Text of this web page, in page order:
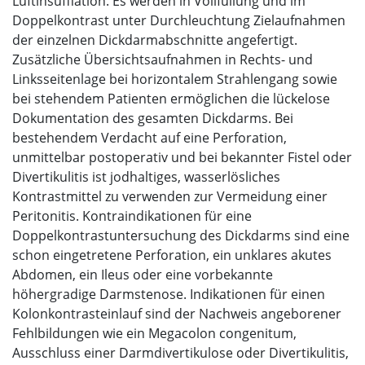
Doppelkontrast unter Durchleuchtung Zielaufnahmen
der einzelnen Dickdarmabschnitte angefertigt.
Zusätzliche Übersichtsaufnahmen in Rechts- und
Linksseitenlage bei horizontalem Strahlengang sowie
bei stehendem Patienten ermöglichen die lückelose
Dokumentation des gesamten Dickdarms. Bei
bestehendem Verdacht auf eine Perforation,
unmittelbar postoperativ und bei bekannter Fistel oder
Divertikulitis ist jodhaltiges, wasserlösliches
Kontrastmittel zu verwenden zur Vermeidung einer
Peritonitis. Kontraindikationen für eine
Doppelkontrastuntersuchung des Dickdarms sind eine
schon eingetretene Perforation, ein unklares akutes
Abdomen, ein Ileus oder eine vorbekannte
höhergradige Darmstenose. Indikationen für einen
Kolonkontrasteinlauf sind der Nachweis angeborener
Fehlbildungen wie ein Megacolon congenitum,
Ausschluss einer Darmdivertikulose oder Divertikulitis,